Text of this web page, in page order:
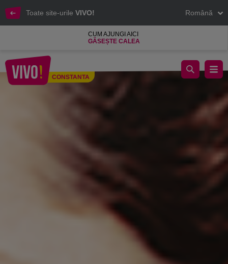
Toate site-urile VIVO! Română
CUM AJUNGI AICI
GĂSEȘTE CALEA
CONSTANTA
Descoperă branduri de calitate la VIVO! Constanța